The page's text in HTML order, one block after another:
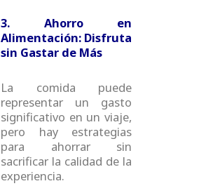
3. Ahorro en
Alimentación: Disfruta
sin Gastar de Más
La comida puede
representar un gasto
significativo en un viaje,
pero hay estrategias
para ahorrar sin
sacrificar la calidad de la
experiencia.